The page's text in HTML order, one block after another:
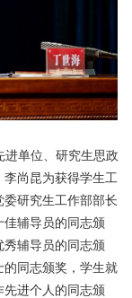
进单位、研究生思政
尚昆为获得学生工
研究生工作部部长
辅导员的同志颁
辅导员的同志颁
同志颁奖，学生就
进个人的同志颁